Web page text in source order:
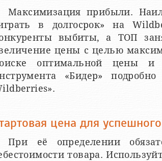
Максимизация прибыли.
в долгосрок» на
выбиты, а ТОП
цены с целью
оптимальной цены и
«Бидер»
цена для
При её определении
товара.